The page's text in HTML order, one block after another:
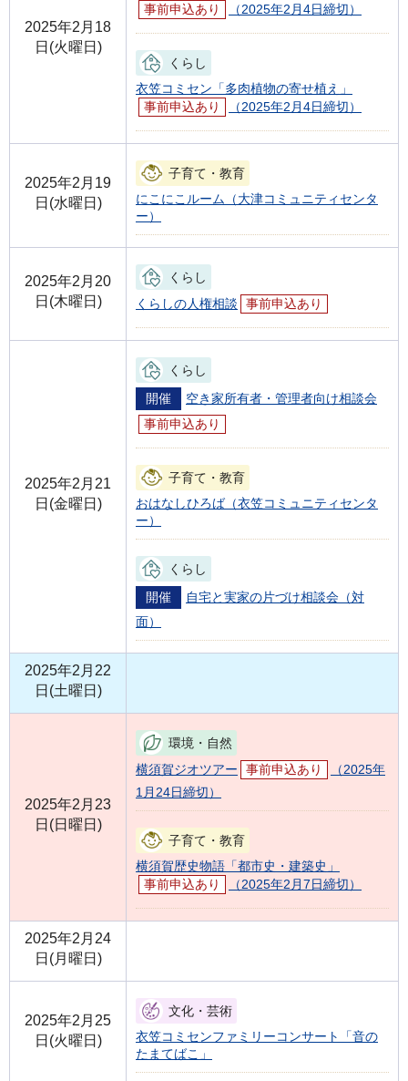
2025年2月18
日(火曜日)
事前申込あり
（2025年2月4日締切）
くらし
衣笠コミセン「多肉植物の寄せ植え」
事前申込あり
（2025年2月4日締切）
2025年2月19
日(水曜日)
子育て・教育
にこにこルーム（大津コミュニティセンタ
ー）
2025年2月20
日(木曜日)
くらし
くらしの人権相談
事前申込あり
2025年2月21
日(金曜日)
くらし
開催
空き家所有者・管理者向け相談会
事前申込あり
子育て・教育
おはなしひろば（衣笠コミュニティセンタ
ー）
くらし
開催
自宅と実家の片づけ相談会（対
面）
2025年2月22
日(土曜日)
2025年2月23
日(日曜日)
環境・自然
横須賀ジオツアー
事前申込あり
（2025年
1月24日締切）
子育て・教育
横須賀歴史物語「都市史・建築史」
事前申込あり
（2025年2月7日締切）
2025年2月24
日(月曜日)
2025年2月25
日(火曜日)
文化・芸術
衣笠コミセンファミリーコンサート「音の
たまてばこ」